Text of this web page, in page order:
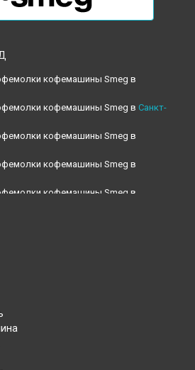
кофемашины Smeg в
кофемашины Smeg в Санкт-
кофемашины Smeg в
кофемашины Smeg в
кофемашины Smeg в
кофемашины Smeg в
кофемашины Smeg в
кофемашины Smeg в
кофемашины Smeg в
кофемашины Smeg в
кофемашины Smeg в
кофемашины Smeg в